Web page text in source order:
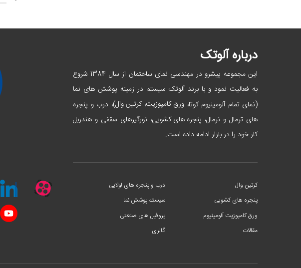
درباره آلوتک
این مجموعه پیشرو در مهندسی نمای ساختمان از سال 1384 شروع
به فعالیت نمود و با برند آلوتک سیستم در زمینه پوشش های نما
(نمای تمام آلومینیوم کوتا، ورق کامپوزیت،کرتین وال)، درب و پنجره
های ترمال و نرمال، پنجره های کشویی، نورگیرهای سقفی و هندربل
کار خود را در بازار ادامه داده است.
کرتین وال
درب و پنجره های لولایی
پنجره های کشویی
سیستم پوشش نما
ورق کامپوزیت آلومینیوم
پروفیل های صنعتی
مقالات
گالری